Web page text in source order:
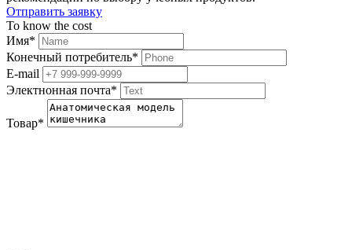
Отправить заявку
To know the cost
Имя*
Конечный потребитель*
E-mail
Электнонная почта*
Товар*